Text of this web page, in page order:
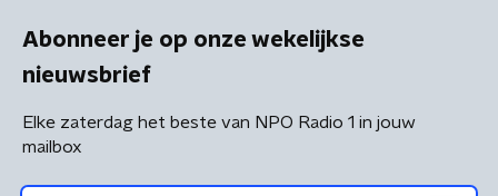
Abonneer je op onze wekelijkse
nieuwsbrief
Elke zaterdag het beste van NPO Radio 1 in jouw
mailbox